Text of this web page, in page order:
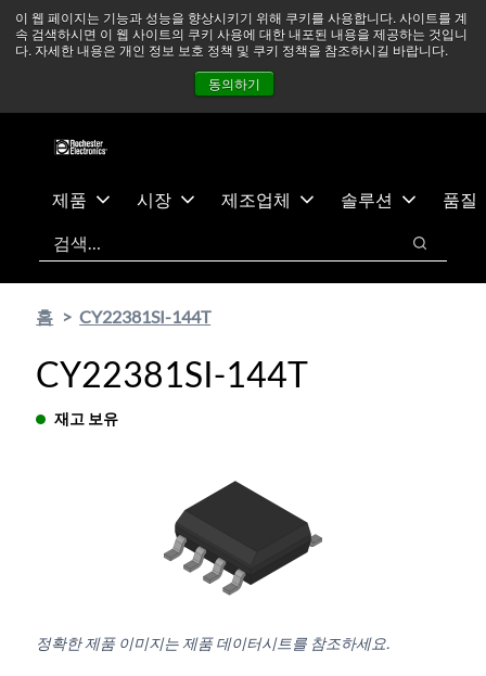
이 웹 페이지는 기능과 성능을 향상시키기 위해 쿠키를 사용합니다. 사이트를 계
속 검색하시면 이 웹 사이트의 쿠키 사용에 대한 내포된 내용을 제공하는 것입니
다. 자세한 내용은 개인 정보 보호 정책 및 쿠키 정책을 참조하시길 바랍니다.
동의하기
츠
건
중동 지역 상황을 지속적으로 주시하고 있으며, 모든 서비스는
정상적으로 운영되고 있습니다. 더 읽어보기 →
뉴스
문의하기
제품 시장 제조업체 솔루션
품질
검색
검색
홈 CY22381SI-144T
CY22381SI-144T
재고 보유
정확한 제품 이미지는 제품 데이터시트를 참조하세요.